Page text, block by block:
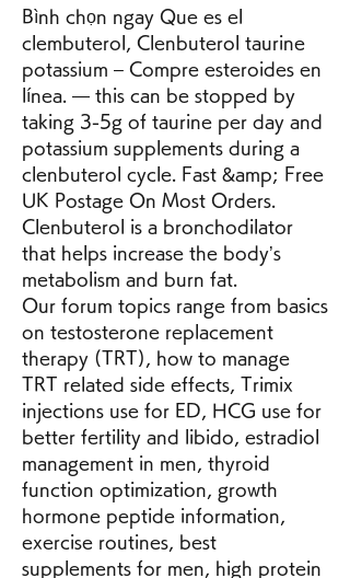
Bình chọn ngay Que es el
clembuterol, Clenbuterol taurine
potassium – Compre esteroides en
línea. — this can be stopped by
taking 3-5g of taurine per day and
potassium supplements during a
clenbuterol cycle. Fast &amp; Free
UK Postage On Most Orders.
Clenbuterol is a bronchodilator
that helps increase the body’s
metabolism and burn fat.
Our forum topics range from basics
on testosterone replacement
therapy (TRT), how to manage
TRT related side effects, Trimix
injections use for ED, HCG use for
better fertility and libido, estradiol
management in men, thyroid
function optimization, growth
hormone peptide information,
exercise routines, best
supplements for men, high protein